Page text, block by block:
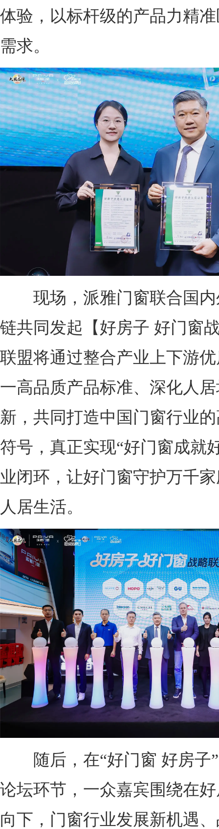
体验，以标杆级的产品力精
需求。
现场，派雅门窗联合国内
链共同发起【好房子 好门窗
联盟将通过整合产业上下游
一高品质产品标准、深化人
新，共同打造中国门窗行业
符号，真正实现“好门窗成就
业闭环，让好门窗守护万千
人居生活。
随后，在“好门窗 好房子”
论坛环节，一众嘉宾围绕在
向下，门窗行业发展新机遇